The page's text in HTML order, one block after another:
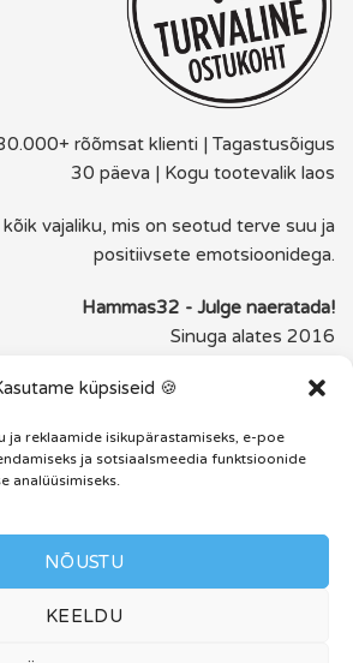
küpsiseid 🍪
ja reklaamide isikupärastamiseks, e-poe
ja sotsiaalsmeedia funktsioonide
analüüsimiseks.
NÕUSTU
KEELDU
rõõmsat klienti | Tagastusõigus
30 päeva | Kogu tootevalik laos
vajaliku, mis on seotud terve suu ja
positiivsete emotsioonidega.
Hammas32 - Julge naeratada!
Sinuga alates 2016
FACEBOOK INSTAGRAM
kopeerimine keelatud. Hinnad koos
ilma transpordikuluta. Saidil kasutatud
ja illustreeriv kujunduselement.
logo on KPENV registreeritud